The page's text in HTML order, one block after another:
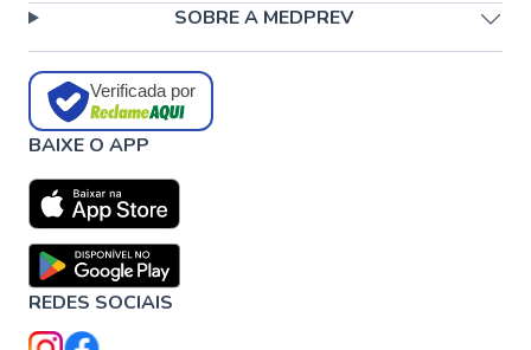
SOBRE A MEDPREV
Verificada por
BAIXE O APP
REDES SOCIAIS